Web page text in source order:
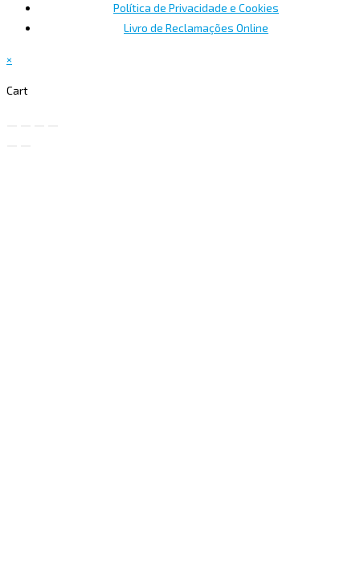
Política de Privacidade e Cookies
Livro de Reclamações Online
×
Cart